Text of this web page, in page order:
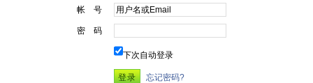
帐 号
密 码
下次自动登录
忘记密码?